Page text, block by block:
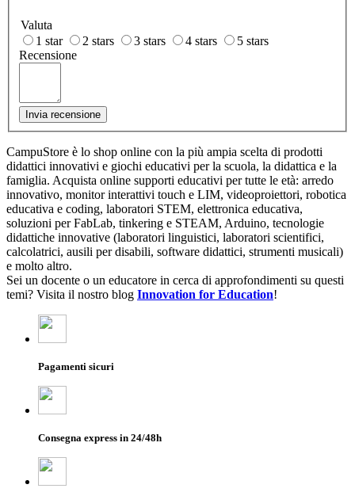
Valuta
1 star
2 stars 3 stars 4 stars
5 stars
Recensione
Invia recensione
CampuStore è lo shop online con la più ampia scelta di prodotti
didattici innovativi e giochi educativi per la scuola, la didattica e la
famiglia. Acquista online supporti educativi per tutte le età: arredo
innovativo, monitor interattivi touch e LIM, videoproiettori, robotica
educativa e coding, laboratori STEM, elettronica educativa,
soluzioni per FabLab, tinkering e STEAM, Arduino, tecnologie
didattiche innovative (laboratori linguistici, laboratori scientifici,
calcolatrici, ausili per disabili, software didattici, strumenti musicali)
e molto altro.
Sei un docente o un educatore in cerca di approfondimenti su questi
temi? Visita il nostro blog Innovation for Education!
Pagamenti sicuri
Consegna express in 24/48h